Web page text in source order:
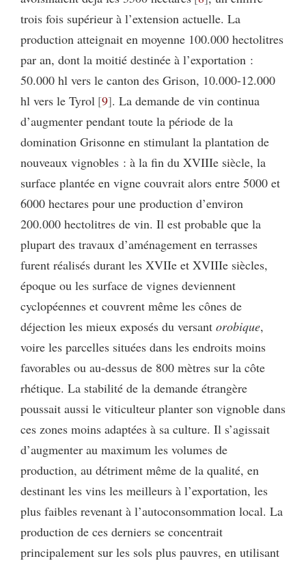
trois fois supérieur à l’extension actuelle. La
production atteignait en moyenne 100.000 hectolitres
par an, dont la moitié destinée à l’exportation :
50.000 hl vers le canton des Grison, 10.000-12.000
hl vers le Tyrol 9 . La demande de vin continua
d’augmenter pendant toute la période de la
domination Grisonne en stimulant la plantation de
nouveaux vignobles : à la fin du XVIIIe siècle, la
surface plantée en vigne couvrait alors entre 5000 et
6000 hectares pour une production d’environ
200.000 hectolitres de vin. Il est probable que la
plupart des travaux d’aménagement en terrasses
furent réalisés durant les XVIIe et XVIIIe siècles,
époque ou les surface de vignes deviennent
cyclopéennes et couvrent même les cônes de
déjection les mieux exposés du versant orobique,
voire les parcelles situées dans les endroits moins
favorables ou au-dessus de 800 mètres sur la côte
rhétique. La stabilité de la demande étrangère
poussait aussi le viticulteur planter son vignoble dans
ces zones moins adaptées à sa culture. Il s’agissait
d’augmenter au maximum les volumes de
production, au détriment même de la qualité, en
destinant les vins les meilleurs à l’exportation, les
plus faibles revenant à l’autoconsommation local. La
production de ces derniers se concentrait
principalement sur les sols plus pauvres, en utilisant